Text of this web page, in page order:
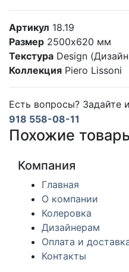
Артикул 18.19
Размер 2500х620 мм
Текстура Design
Коллекция Piero Lissoni
Есть вопросы? Задайте
918 558-08-11
Похожие
Компания
Главная
О компании
Колеровка
Дизайнерам
Оплата и
Контакты